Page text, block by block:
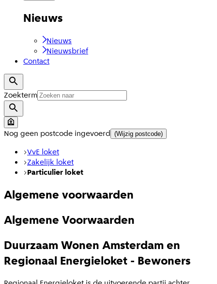
Nieuws
Nieuws
Nieuwsbrief
Contact
Zoekterm
Nog geen postcode ingevoerd (Wijzig postcode)
VvE loket
Zakelijk loket
Particulier loket
Algemene voorwaarden
Algemene Voorwaarden
Duurzaam Wonen Amsterdam en
Regionaal Energieloket - Bewoners